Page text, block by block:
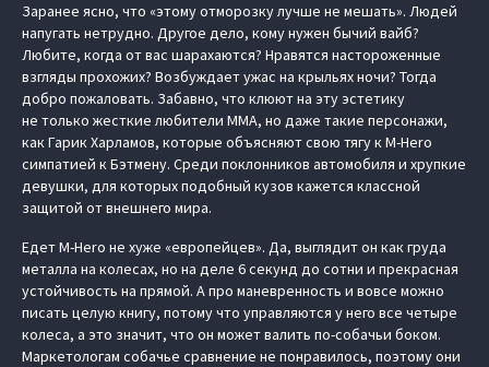
Заранее ясно, что «этому отморозку лучше не мешать». Людей
напугать нетрудно. Другое дело, кому нужен бычий вайб?
Любите, когда от вас шарахаются? Нравятся настороженные
взгляды прохожих? Возбуждает ужас на крыльях ночи? Тогда
добро пожаловать. Забавно, что клюют на эту эстетику
не только жесткие любители ММА, но даже такие персонажи,
как Гарик Харламов, которые объясняют свою тягу к M-Hero
симпатией к Бэтмену. Среди поклонников автомобиля и хрупкие
девушки, для которых подобный кузов кажется классной
защитой от внешнего мира.
Едет M-Hero не хуже «европейцев». Да, выглядит он как груда
металла на колесах, но на деле 6 секунд до сотни и прекрасная
устойчивость на прямой. А про маневренность и вовсе можно
писать целую книгу, потому что управляются у него все четыре
колеса, а это значит, что он может валить по-собачьи боком.
Маркетологам собачье сравнение не понравилось, поэтому они